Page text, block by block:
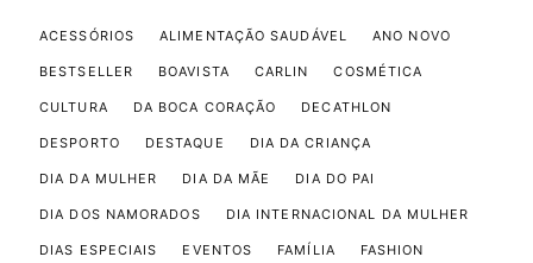
ACESSÓRIOS ALIMENTAÇÃO SAUDÁVEL ANO NOVO
BESTSELLER BOAVISTA CARLIN COSMÉTICA
CULTURA DA BOCA CORAÇÃO DECATHLON
DESPORTO DESTAQUE DIA DA CRIANÇA
DIA DA MULHER DIA DA MÃE DIA DO PAI
DIA DOS NAMORADOS DIA INTERNACIONAL DA MULHER
DIAS ESPECIAIS EVENTOS FAMÍLIA FASHION